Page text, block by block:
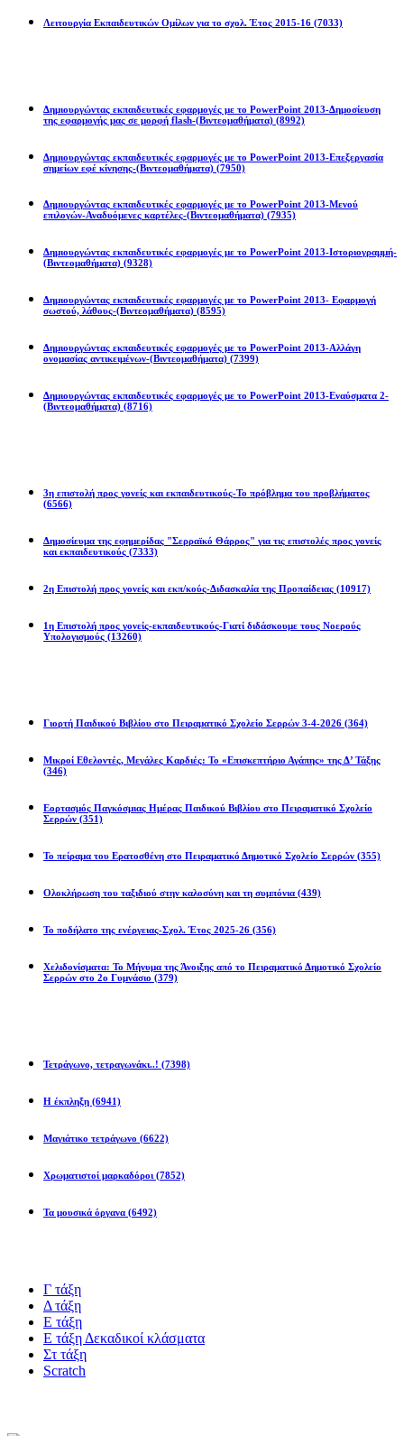
Λειτουργία Εκπαιδευτικών Ομίλων για το σχολ. Έτος 2015-16 (7033)
Δημιουργώντας εκπαιδευτικές εφαρμογές με το PowerPoint 2013-Δημοσίευση
της εφαρμογής μας σε μορφή flash-(Βιντεομαθήματα) (8992)
Δημιουργώντας εκπαιδευτικές εφαρμογές με το PowerPoint 2013-Επεξεργασία
σημείων εφέ κίνησης-(Βιντεομαθήματα) (7950)
Δημιουργώντας εκπαιδευτικές εφαρμογές με το PowerPoint 2013-Μενού
επιλογών-Αναδυόμενες καρτέλες-(Βιντεομαθήματα) (7935)
Δημιουργώντας εκπαιδευτικές εφαρμογές με το PowerPoint 2013-Ιστοριογραμμή-
(Βιντεομαθήματα) (9328)
Δημιουργώντας εκπαιδευτικές εφαρμογές με το PowerPoint 2013- Εφαρμογή
σωστού, λάθους-(Βιντεομαθήματα) (8595)
Δημιουργώντας εκπαιδευτικές εφαρμογές με το PowerPoint 2013-Αλλάγη
ονομασίας αντικειμένων-(Βιντεομαθήματα) (7399)
Δημιουργώντας εκπαιδευτικές εφαρμογές με το PowerPoint 2013-Εναύσματα 2-
(Βιντεομαθήματα) (8716)
3η επιστολή προς γονείς και εκπαιδευτικούς-Το πρόβλημα του προβλήματος
(6566)
Δημοσίευμα της εφημερίδας "Σερραϊκό Θάρρος" για τις επιστολές προς γονείς
και εκπαιδευτικούς (7333)
2η Eπιστολή προς γονείς και εκπ/κούς-Διδασκαλία της Προπαίδειας (10917)
1η Επιστολή προς γονείς-εκπαιδευτικούς-Γιατί διδάσκουμε τους Νοερούς
Υπολογισμούς (13260)
Γιορτή Παιδικού Βιβλίου στο Πειραματικό Σχολείο Σερρών 3-4-2026 (364)
Μικροί Εθελοντές, Μεγάλες Καρδιές: Το «Επισκεπτήριο Αγάπης» της Δ’ Τάξης
(346)
Εορτασμός Παγκόσμιας Ημέρας Παιδικού Βιβλίου στο Πειραματικό Σχολείο
Σερρών (351)
Το πείραμα του Ερατοσθένη στο Πειραματικό Δημοτικό Σχολείο Σερρών (355)
Ολοκλήρωση του ταξιδιού στην καλοσύνη και τη συμπόνια (439)
Το ποδήλατο της ενέργειας-Σχολ. Έτος 2025-26 (356)
Χελιδονίσματα: Το Μήνυμα της Άνοιξης από το Πειραματικό Δημοτικό Σχολείο
Σερρών στο 2ο Γυμνάσιο (379)
Τετράγωνο, τετραγωνάκι..! (7398)
Η έκπληξη (6941)
Μαγιάτικο τετράγωνο (6622)
Χρωματιστοί μαρκαδόροι (7852)
Τα μουσικά όργανα (6492)
Γ τάξη
Δ τάξη
Ε τάξη
Ε τάξη Δεκαδικοί κλάσματα
Στ τάξη
Scratch